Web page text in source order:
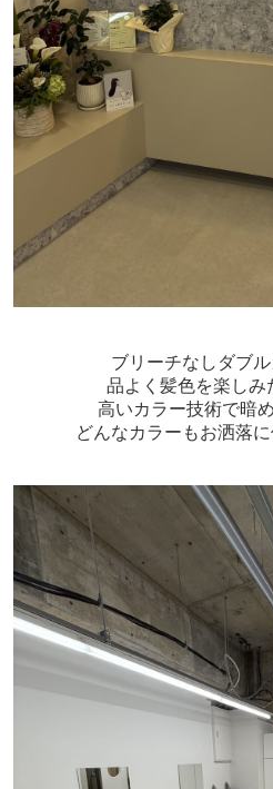
ブリーチなしダブ
品よく髪色を楽し
高いカラー技術で暗
どんなカラーもお洒落